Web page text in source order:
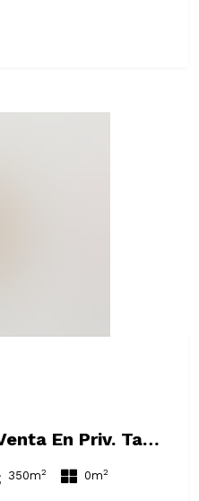
Departamento En Venta En Priv. Tamarindos Bosques De Las Lomas .
350m2 0m2